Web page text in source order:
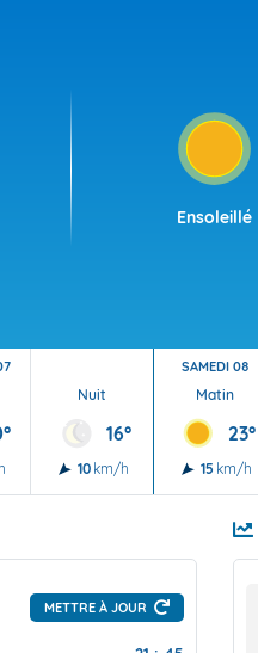
Ensoleillé
Nuit
16°
10 km/h
SAMEDI 08
Matin
23°
15 km/h
METTRE À JOUR